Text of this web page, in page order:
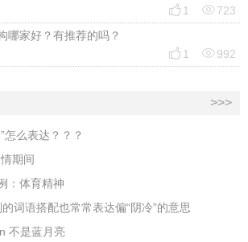
 1 723
哪家好？有推荐的吗？
 1 992
>>>
怎么表达？？？
期间
：体育精神
词语搭配也常常表达偏“阴冷”的意思
不是蓝月亮